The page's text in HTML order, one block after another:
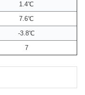
1.4℃
7.6℃
-3.8℃
7